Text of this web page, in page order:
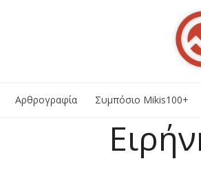
Αρθρογραφία Συμπόσιο Mikis100+